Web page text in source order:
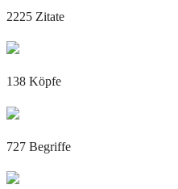
2225 Zitate
138 Köpfe
727 Begriffe